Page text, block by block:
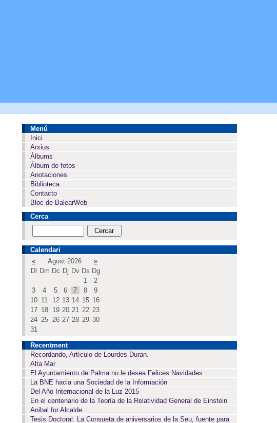
Menú
Inici
Arxius
Àlbums
Álbum de fotos
Anotaciones
Biblioteca
Contacto
Bloc de BalearWeb
Cerca
Calendari
«
Agost 2026
»
Dl
Dm Dc Dj Dv Ds Dg
1
2
3
4 5 6 7 8
9
10 11 12 13 14 15 16
17 18 19 20 21 22 23
24 25 26 27 28 29 30
31
Recentment
Recordando, Artículo de Lourdes Duran.
Alta Mar
El Ayuntamiento de Palma no le desea Felices Navidades
La BNE hacia una Sociedad de la Información
Del Año Internacional de la Luz 2015
En el centenario de la Teoría de la Relatividad General de Einstein
Anibal for Alcalde
Tesis Doctoral: La Consueta de aniversarios de la Seu, fuente para